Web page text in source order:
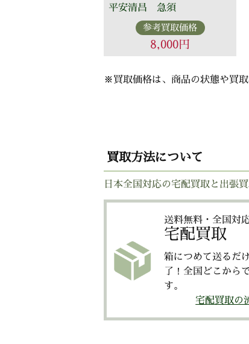
平安清昌 急須
参考買取価格
8,000円
※買取価格は、商品の状態や買
買取方法について
日本全国対応の宅配買取と出張
送料無料・全国対
宅配買取
箱につめて送るだ
了！全国どこから
す。
宅配買取の